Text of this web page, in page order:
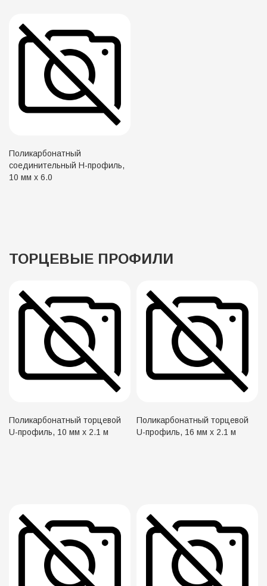
Поликарбонатный
соединительный Н-профиль,
10 мм х 6.0
ТОРЦЕВЫЕ ПРОФИЛИ
Поликарбонатный торцевой
U-профиль, 10 мм х 2.1 м
Поликарбонатный торцевой
U-профиль, 16 мм х 2.1 м